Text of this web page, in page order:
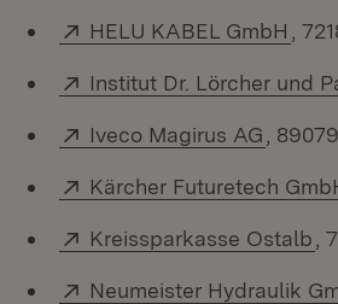
Extern:
HELU KABEL GmbH
,
Extern:
Institut Dr. Lörcher und
Extern:
Iveco Magirus AG
,
Extern:
Kärcher Futuretech
Extern:
Kreissparkasse Ostalb ,
Extern:
Neumeister Hydraulik